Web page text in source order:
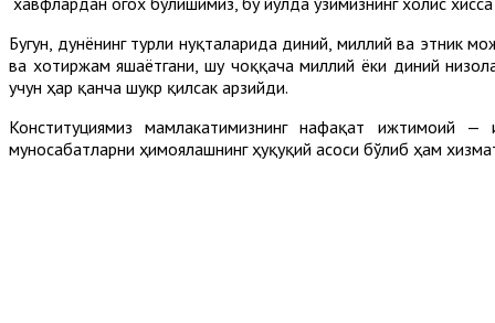
Бугун, дунёнинг турли нуқталарида диний, миллий ва этник
ва хотиржам яшаётгани, шу чоққача миллий ёки диний
учун ҳар қанча шукр қилсак арзийди.
Конституциямиз мамлакатимизнинг нафақат ижтимоий —
муносабатларни ҳимоялашнинг ҳуқуқий асоси бўлиб ҳам